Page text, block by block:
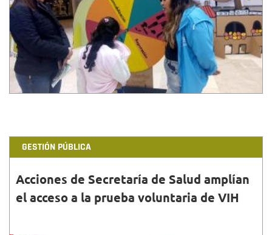
Jóvenes se acogieron al programa de justicia
restaurativa realizaron en el Centro Comercial
Salitre Plaza, una reparación simbólica....
GESTIÓN PÚBLICA
Acciones de Secretaría de Salud amplían
el acceso a la prueba voluntaria de VIH